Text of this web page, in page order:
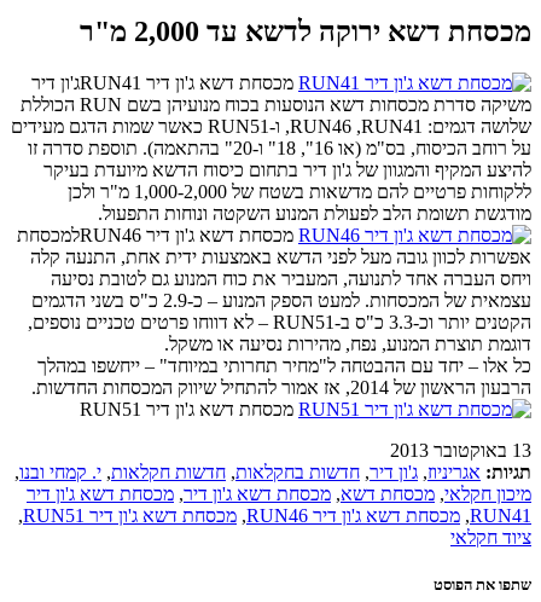
מכסחת דשא ירוקה לדשא עד 2,000 מ"ר
מכסחת דשא ג'ון דיר RUN41ג'ון דיר
משיקה סדרת מכסחות דשא הנוסעות בכוח מנועיהן בשם RUN הכוללת
שלושה דגמים: RUN46 ,RUN41, ו-RUN51 כאשר שמות הדגם מעידים
על רוחב הכיסוח, בס"מ (או 16", 18" ו-20" בהתאמה). תוספת סדרה זו
להיצע המקיף והמגוון של ג'ון דיר בתחום כיסוח הדשא מיועדת בעיקר
ללקוחות פרטיים להם מדשאות בשטח של 1,000-2,000 מ"ר ולכן
מודגשת תשומת הלב לפעולת המנוע השקטה ונוחות התפעול.
מכסחת דשא ג'ון דיר RUN46למכסחת
אפשרות לכוון גובה מעל לפני הדשא באמצעות ידית אחת, התנעה קלה
ויחס העברה אחד לתנועה, המעביר את כוח המנוע גם לטובת נסיעה
עצמאית של המכסחות. למעט הספק המנוע – כ-2.9 כ"ס בשני הדגמים
הקטנים יותר וכ-3.3 כ"ס ב-RUN51 – לא דווחו פרטים טכניים נוספים,
דוגמת תוצרת המנוע, נפח, מהירות נסיעה או משקל.
כל אלו – יחד עם ההבטחה ל"מחיר תחרותי במיוחד" – ייחשפו במהלך
הרבעון הראשון של 2014, אז אמור להתחיל שיווק המכסחות החדשות.
מכסחת דשא ג'ון דיר RUN51
13 באוקטובר 2013
תגיות: אגריניוז, ג'ון דיר, חדשות בחקלאות, חדשות חקלאות, י. קמחי ובנו,
מיכון חקלאי, מכסחת דשא, מכסחת דשא ג'ון דיר, מכסחת דשא ג'ון דיר
RUN41
, מכסחת דשא ג'ון דיר RUN46 , מכסחת דשא ג'ון דיר RUN51
,
ציוד חקלאי
שתפו את הפוסט